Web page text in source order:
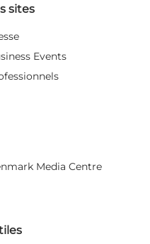
sites
Events
Media Centre